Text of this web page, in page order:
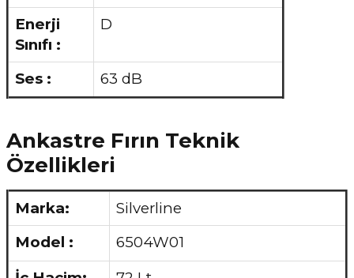
Enerji
Sınıfı :
D
Ses : 63 dB
Ankastre Fırın Teknik
Özellikleri
Marka:
Silverline
Model :
6504W01